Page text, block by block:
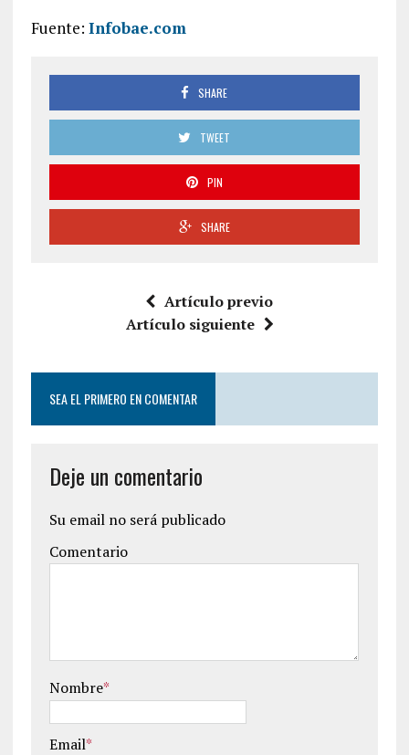
Fuente: Infobae.com
SHARE
TWEET
PIN
SHARE
Artículo previo
Artículo siguiente
SEA EL PRIMERO EN COMENTAR
Deje un comentario
Su email no será publicado
Comentario
Nombre*
Email*